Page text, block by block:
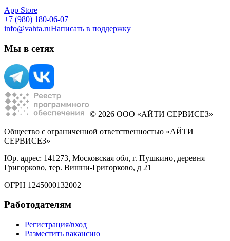
App Store
+7 (980) 180-06-07
info@vahta.ruНаписать в поддержку
Мы в сетях
© 2026 ООО «АЙТИ СЕРВИСЕЗ»
Общество с ограниченной ответственностью «АЙТИ
СЕРВИСЕЗ»
Юр. адрес: 141273, Московская обл, г. Пушкино, деревня
Григорково, тер. Вишни-Григорково, д 21
ОГРН 1245000132002
Работодателям
Регистрация/вход
Разместить вакансию